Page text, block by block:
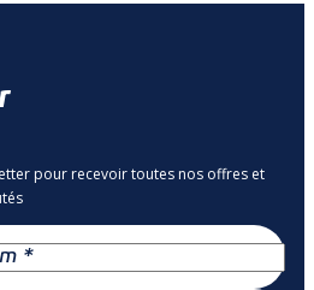
pour recevoir toutes nos offres et